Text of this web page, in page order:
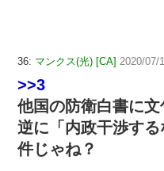
36: マンクス(光) [CA] 2020/07/
>>3
他国の防衛白書に
逆に「内政干渉す
件じゃね？